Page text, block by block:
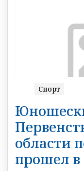
Спорт
области
прошел